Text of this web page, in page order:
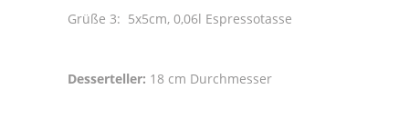
Grüße 3: 5x5cm, 0,06l Espressotasse
Desserteller: 18 cm Durchmesser